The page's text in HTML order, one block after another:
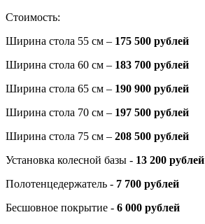
Стоимость:
Ширина стола 55 см – 175 500 рублей
Ширина стола 60 см – 183 700 рублей
Ширина стола 65 см – 190 900 рублей
Ширина стола 70 см – 197 500 рублей
Ширина стола 75 см – 208 500 рублей
Установка колесной базы - 13 200 рублей
Полотенцедержатель - 7 700 рублей
Бесшовное покрытие - 6 000 рублей